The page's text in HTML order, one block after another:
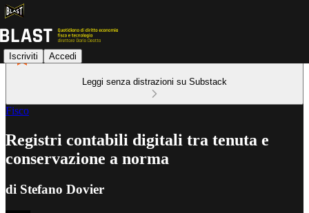
Iscriviti Accedi
Leggi senza distrazioni su Substack
Fisco
Registri contabili digitali tra tenuta e
conservazione a norma
di Stefano Dovier